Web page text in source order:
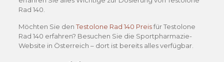
Rad 140.
Möchten Sie denTestolone Rad 140 Preisfür Testolone
Rad 140 erfahren? Besuchen Sie die Sportpharmazie-
Website in Österreich – dort ist bereits alles verfügbar.